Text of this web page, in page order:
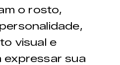
o rosto,
visual e
expressar sua